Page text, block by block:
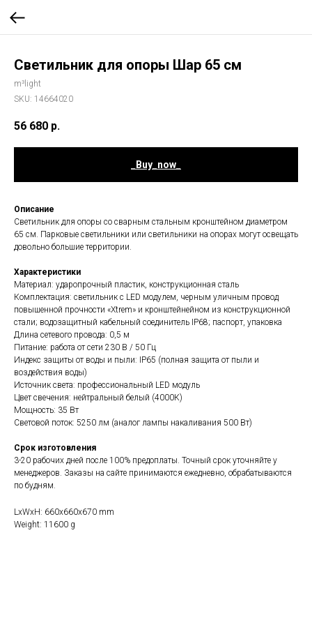
Светильник для опоры Шар 65 см
m³light
SKU: 14664020
56 680 р.
_Buy_now_
Описание
Светильник для опоры со сварным стальным кронштейном диаметром
65 см. Парковые светильники или светильники на опорах могут освещать
довольно большие территории.
Характеристики
Материал: ударопрочный пластик, конструкционная сталь
Комплектация: светильник с LED модулем, черным уличным провод
повышенной прочности «Xtrem» и кронштейнейном из конструкционной
стали; водозащитный кабельный соединитель IP68; паспорт, упаковка
Длина сетевого провода: 0,5 м
Питание: работа от сети 230 В / 50 Гц
Индекс защиты от воды и пыли: IP65 (полная защита от пыли и
воздействия воды)
Источник света: профессиональный LED модуль
Цвет свечения: нейтральный белый (4000К)
Мощность: 35 Вт
Световой поток: 5250 лм (аналог лампы накаливания 500 Вт)
Срок изготовления
3-20 рабочих дней после 100% предоплаты. Точный срок уточняйте у
менеджеров. Заказы на сайте принимаются ежедневно, обрабатываются
по будням.
LxWxH: 660x660x670 mm
Weight: 11600 g
Все светильники
Сферы применения
+7 910 615 3000
Телефон / Telegram / Max
info@m3light.ru
Написать на почту